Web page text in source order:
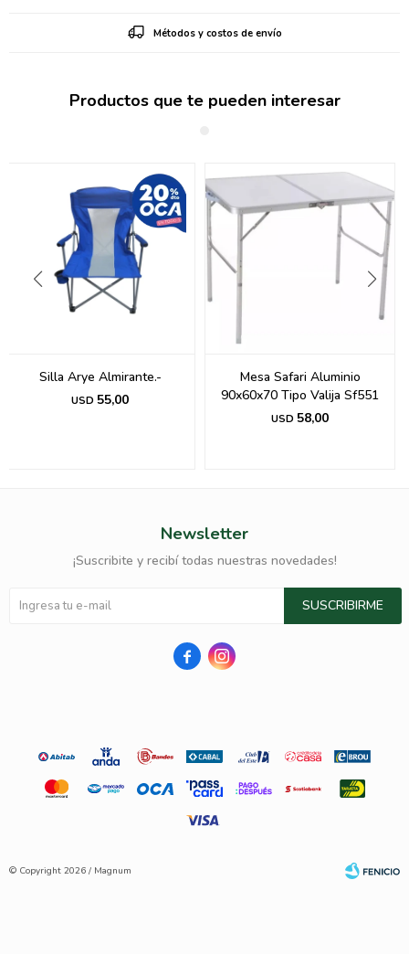
Métodos y costos de envío
Productos que te pueden interesar
Silla Arye Almirante.-
USD 55,00
Mesa Safari Aluminio
90x60x70 Tipo Valija Sf551
USD 58,00
Newsletter
¡Suscribite y recibí todas nuestras novedades!
SUSCRIBIRME
 
© Copyright 2026 / Magnum